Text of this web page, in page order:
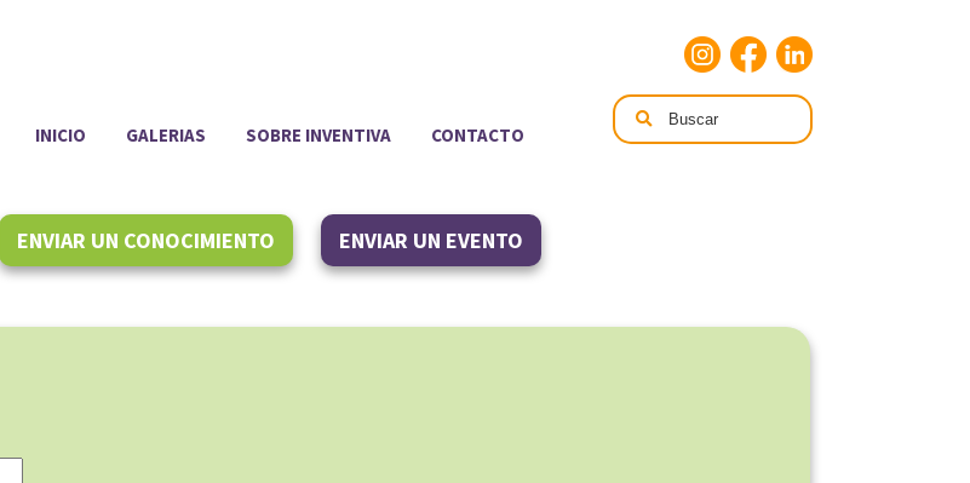
INICIO GALERIAS SOBRE INVENTIVA CONTACTO
ENVIAR UN CONOCIMIENTO ENVIAR UN EVENTO